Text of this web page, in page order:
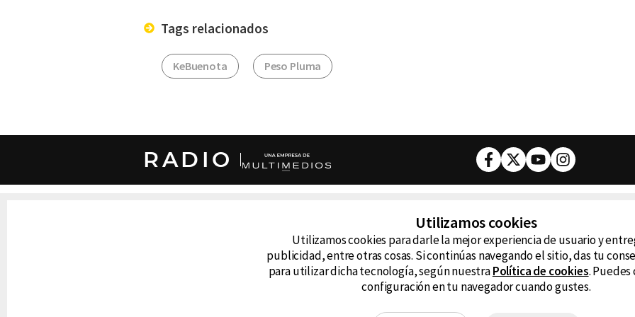
Tags relacionados
KeBuenota Peso Pluma
RADIO Facebook
TwitterYoutubeInstagram
cualquier medio electrónico o magnético.
D99
La Caliente
Utilizamos cookies
Utilizamos cookies para darle la mejor experiencia de usuario y
publicidad, entre otras cosas. Si continúas navegando el sitio, das tu
para utilizar dicha tecnología, según nuestraPolítica de cookies. Puedes
configuración en tu navegador cuando gustes.